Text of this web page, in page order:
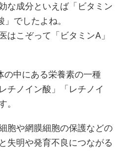
な成分といえば「ビタミン
でしたよね。
はこぞって「ビタミンA」
の中にある栄養素の一種
チノイン酸」「レチノイ
。
胞や網膜細胞の保護などの
失明や発育不良につながる